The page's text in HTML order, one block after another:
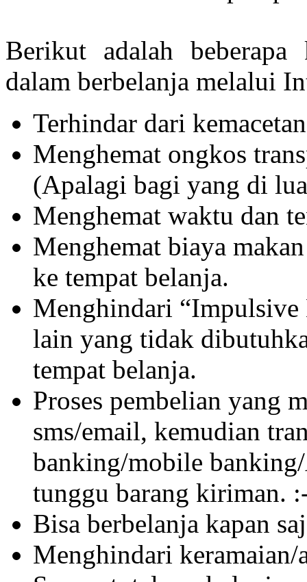
Berikut adalah beberapa
dalam berbelanja melalui
Terhindar dari
Menghemat ongkos
(Apalagi bagi yang di
Menghemat waktu dan
Menghemat biaya
ke tempat belanja.
Menghindari
lain yang tidak
tempat belanja.
Proses pembelian yang
sms/email, kemudian
banking/mobile
tunggu barang kiriman.
Bisa berbelanja kapan
Menghindari